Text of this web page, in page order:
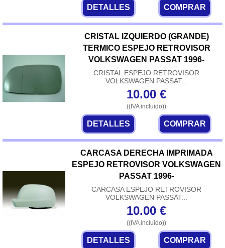
DETALLES COMPRAR
CRISTAL IZQUIERDO (GRANDE)
TERMICO ESPEJO RETROVISOR
VOLKSWAGEN PASSAT 1996-
CRISTAL ESPEJO RETROVISOR
VOLKSWAGEN PASSAT...
10.00 €
((IVA incluido))
DETALLES COMPRAR
CARCASA DERECHA IMPRIMADA
ESPEJO RETROVISOR VOLKSWAGEN
PASSAT 1996-
CARCASA ESPEJO RETROVISOR
VOLKSWAGEN PASSAT...
10.00 €
((IVA incluido))
DETALLES COMPRAR